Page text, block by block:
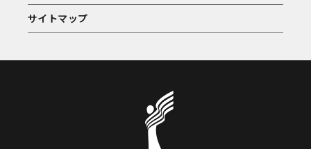
サイトマップ